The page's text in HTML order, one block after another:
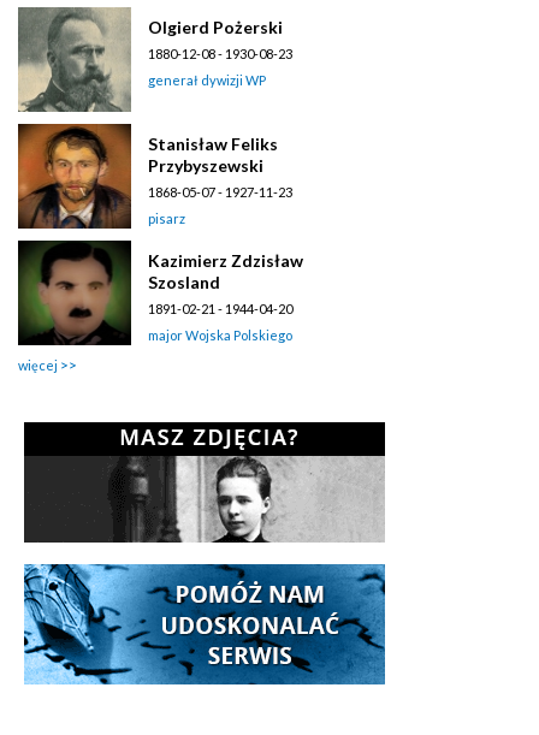
Olgierd Pożerski
1880-12-08 - 1930-08-23
generał dywizji WP
Stanisław Feliks
Przybyszewski
1868-05-07 - 1927-11-23
pisarz
Kazimierz Zdzisław
Szosland
1891-02-21 - 1944-04-20
major Wojska Polskiego
więcej